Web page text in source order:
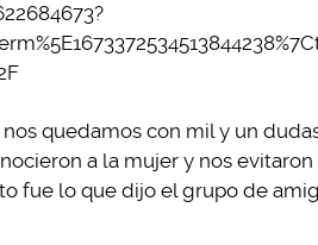
quedamos con mil y un
a la mujer y nos evitaron
fue lo que dijo el grupo de